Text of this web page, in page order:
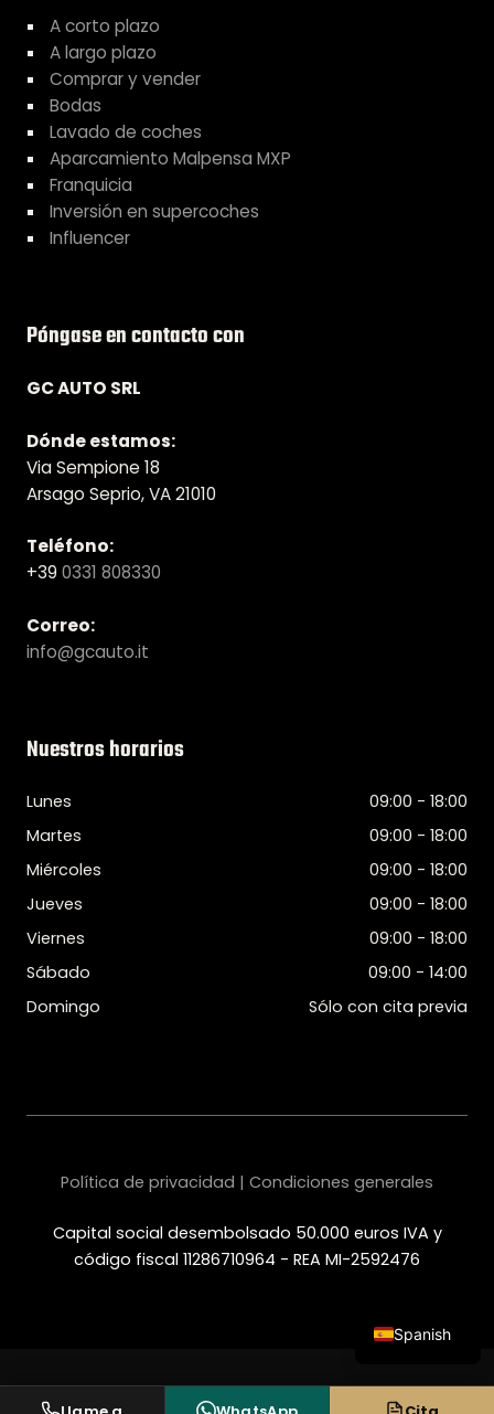
A corto plazo
A largo plazo
Comprar y vender
Bodas
Lavado de coches
Aparcamiento Malpensa MXP
Franquicia
Inversión en supercoches
Influencer
Póngase en contacto con
GC AUTO SRL
Dónde estamos:
Via Sempione 18
Arsago Seprio, VA 21010
Teléfono:
+39 0331 808330
Correo:
info@gcauto.it
Nuestros horarios
Lunes
09:00 - 18:00
Martes
09:00 - 18:00
Miércoles
09:00 - 18:00
Jueves
09:00 - 18:00
Viernes
09:00 - 18:00
Sábado
09:00 - 14:00
Domingo
Sólo con cita previa
Capital social desembolsado 50.000 euros IVA y
código fiscal 11286710964 - REA MI-2592476
Política de privacidad | Condiciones generales
Spanish
English